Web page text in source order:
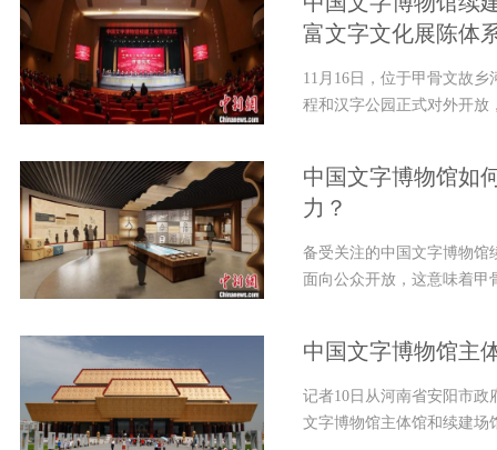
富文字文化展陈体
11月16日，位于甲骨文故
程和汉字公园正式对外开放
中国文字博物馆如
力？
备受关注的中国文字博物馆
面向公众开放，这意味着甲
中国文字博物馆主
记者10日从河南省安阳市
文字博物馆主体馆和续建场